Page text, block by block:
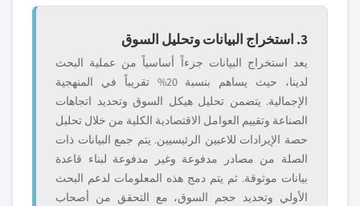
3. استخراج البيانات وتحليل السوق
يعد استخراج البيانات جزءاً أساسياً من عملية البحث
لدينا، حيث يساهم بنسبة 20% تقريباً في المنهجية
الإجمالية. يتضمن تحليل هيكل السوق وتحديد اتجاهات
الصناعة وتقييم العوامل الاقتصادية الكلية من خلال تحليل
حصة الإيرادات للاعبين الرئيسيين. يتم جمع البيانات ذات
الصلة من مصادر مدفوعة وغير مدفوعة لبناء قاعدة
بيانات موثوقة. ثم يتم دمج هذه المعلومات لدعم البحث
الأولي وتحديد حجم السوق، مع التحقق من أصحاب